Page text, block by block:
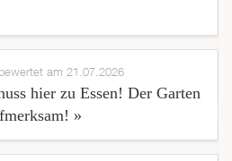
bewertet am 21.07.2026
hier zu Essen! Der Garten
»